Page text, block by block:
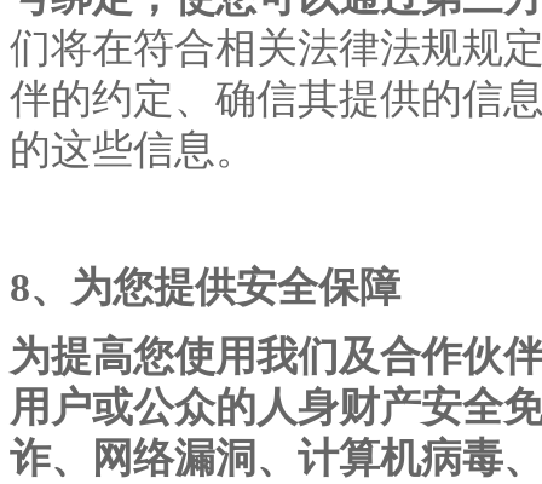
们将在符合相关法律法规规
伴的约定、确信其提供的信
的这些信息。
8、为您提供安全保障
为提高您使用我们及合作伙
用户或公众的人身财产安全
诈、网络漏洞、计算机病毒